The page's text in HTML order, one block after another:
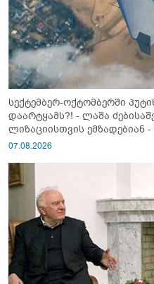
სექტემბერ-ოქტომბერში
დაარტყამს?! - ლაშა
ლიზაციისთვის ემზადებიან
გაიწვიონ ომში"
07.08.2026